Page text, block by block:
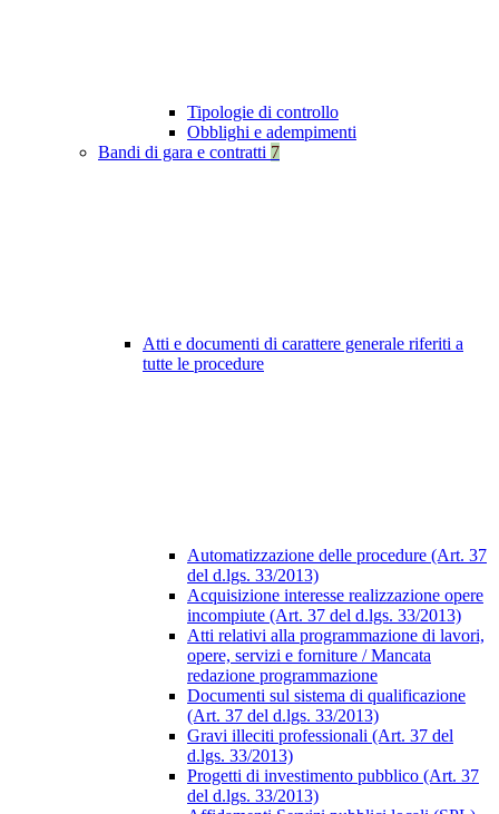
Tipologie di controllo
Obblighi e adempimenti
Bandi di gara e contratti 7
Atti e documenti di carattere generale riferiti a
tutte le procedure
Automatizzazione delle procedure (Art. 37
del d.lgs. 33/2013)
Acquisizione interesse realizzazione opere
incompiute (Art. 37 del d.lgs. 33/2013)
Atti relativi alla programmazione di lavori,
opere, servizi e forniture / Mancata
redazione programmazione
Documenti sul sistema di qualificazione
(Art. 37 del d.lgs. 33/2013)
Gravi illeciti professionali (Art. 37 del
d.lgs. 33/2013)
Progetti di investimento pubblico (Art. 37
del d.lgs. 33/2013)